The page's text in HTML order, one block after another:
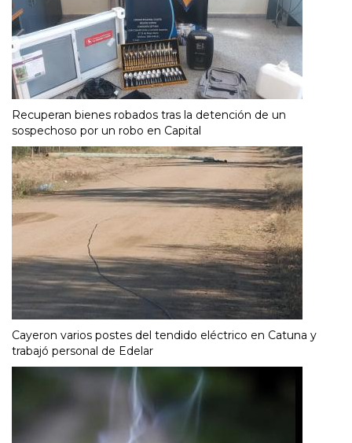
Recuperan bienes robados tras la detención de un
sospechoso por un robo en Capital
Cayeron varios postes del tendido eléctrico en Catuna y
trabajó personal de Edelar